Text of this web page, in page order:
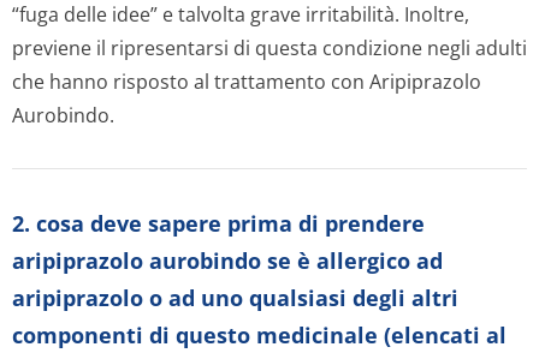
“fuga delle idee” e talvolta grave irritabilità. Inoltre,
previene il ripresentarsi di questa condizione negli adulti
che hanno risposto al trattamento con Aripiprazolo
Aurobindo.
2. cosa deve sapere prima di prendere
aripiprazolo aurobindo se è allergico ad
aripiprazolo o ad uno qualsiasi degli altri
componenti di questo medicinale (elencati al